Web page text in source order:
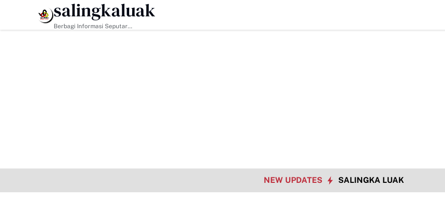
HEADLINE
salingkaluak
Berbagi Informasi Seputar
NEW UPDATES SALINGKA LUAK